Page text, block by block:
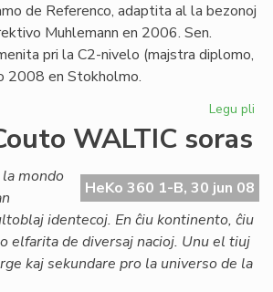
de Referenco, adaptita al la bezonoj
Muhlemann en 2006. Sen.
pri la C2-nivelo (majstra diplomo,
2008 en Stokholmo.
Legu pli
WALTIC soras
HeKo 360 1-B, 30 jun 08
mondo
identecoj. En ĉiu kontinento, ĉiu
elfarita de diversaj nacioj. Unu el tiuj
kaj sekundare pro la universo de la